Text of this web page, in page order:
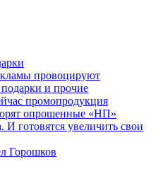
провоцируют
и прочие
промопродукция
опрошенные «НП»
готовятся увеличить свои
Горошков